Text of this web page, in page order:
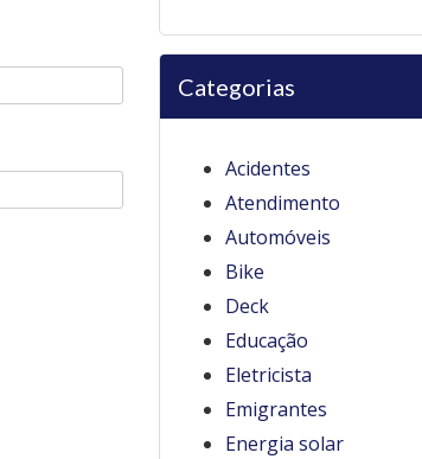
Categorias
Acidentes
Atendimento
Automóveis
Bike
Deck
Educação
Eletricista
Emigrantes
Energia solar